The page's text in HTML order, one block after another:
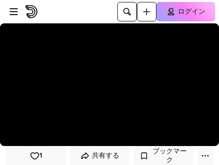
プレイヤーにスキップ
メインコンテンツにスキップ
ログイン
1 共有する
ブックマー
ク